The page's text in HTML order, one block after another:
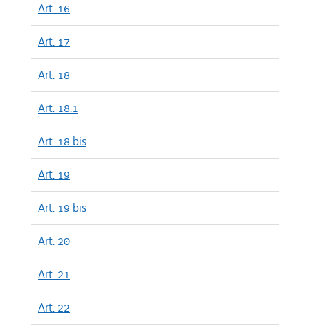
Art. 16
Art. 17
Art. 18
Art. 18.1
Art. 18 bis
Art. 19
Art. 19 bis
Art. 20
Art. 21
Art. 22